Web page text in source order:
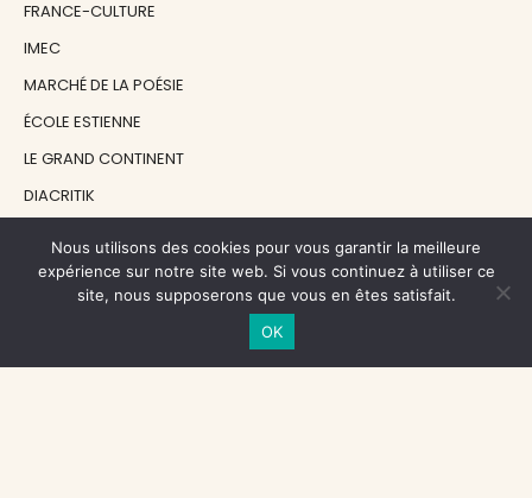
FRANCE-CULTURE
IMEC
MARCHÉ DE LA POÉSIE
ÉCOLE ESTIENNE
LE GRAND CONTINENT
DIACRITIK
NOS SOUTIENS
CENTRE NATIONAL DU LIVRE
Nous utilisons des cookies pour vous garantir la meilleure
expérience sur notre site web. Si vous continuez à utiliser ce
site, nous supposerons que vous en êtes satisfait.
OK